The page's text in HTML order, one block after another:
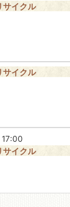
サイクル
サイクル
サイクル